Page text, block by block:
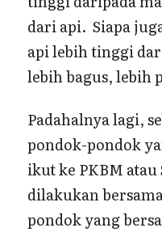
dari api. Siapa
api lebih tinggi
lebih bagus, lebih
Padahalnya lagi,
pondok-pondok
ikut ke PKBM
dilakukan
pondok yang